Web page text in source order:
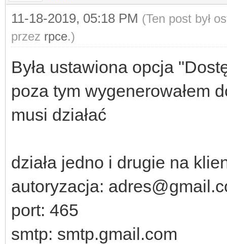
11-18-2019, 05:18 PM (Ten post był
przez rpce.)
Była ustawiona opcja
poza tym wygenerowałem
musi działać
działa jedno i drugie na
autoryzacja:
port: 465
smtp: smtp.gmail.com